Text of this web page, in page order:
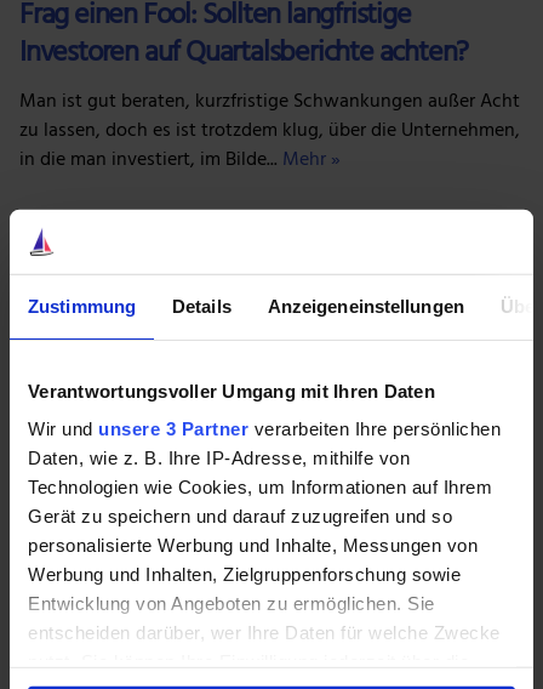
Zustimmung Details Anzeigeneinstellungen
Verantwortungsvoller Umgang mit Ihren Daten
Wir und unsere 3 Partner verarbeiten Ihre persönlichen
Daten, wie z. B. Ihre IP-Adresse, mithilfe von
Technologien wie Cookies, um Informationen auf Ihrem
Gerät zu speichern und darauf zuzugreifen und so
personalisierte Werbung und Inhalte, Messungen von
Werbung und Inhalten, Zielgruppenforschung sowie
Entwicklung von Angeboten zu ermöglichen. Sie
entscheiden darüber, wer Ihre Daten für welche Zwecke
Frag einen Fool: Sollten langfristige
Investoren auf Quartalsberichte achten?
Man ist gut beraten, kurzfristige Schwankungen außer Acht
zu lassen, doch es ist trotzdem klug, über die Unternehmen,
in die man investiert, im Bilde... Mehr »
24. August 2019|Aktienwelt360
Was sind Nebenwerte und wie kannst du in
sie investieren?
Hier ist, was du wissen solltest, wenn du Nebenwerte
kaufen und verkaufen willst.Mehr »